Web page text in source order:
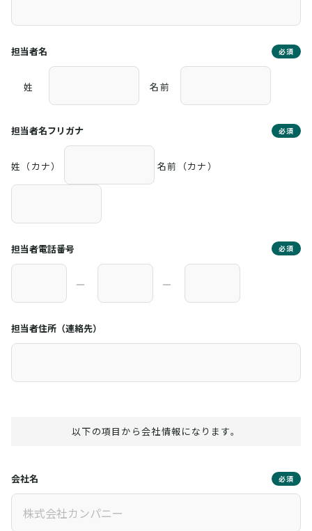
担当者名 必須
姓 名前
担当者名フリガナ 必須
姓（カナ） 名前（カナ）
担当者電話番号 必須
― ―
担当者住所（連絡先）
以下の項目から会社情報になります。
会社名 必須